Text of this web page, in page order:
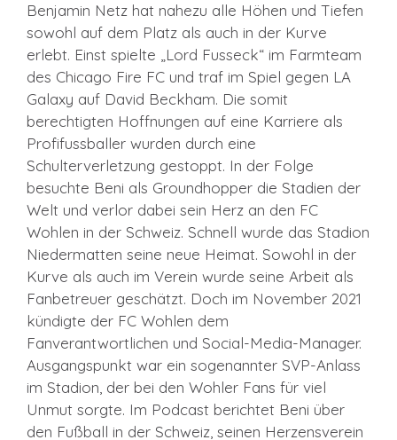
Benjamin Netz hat nahezu alle Höhen und Tiefen
sowohl auf dem Platz als auch in der Kurve
erlebt. Einst spielte „Lord Fusseck“ im Farmteam
des Chicago Fire FC und traf im Spiel gegen LA
Galaxy auf David Beckham. Die somit
berechtigten Hoffnungen auf eine Karriere als
Profifussballer wurden durch eine
Schulterverletzung gestoppt. In der Folge
besuchte Beni als Groundhopper die Stadien der
Welt und verlor dabei sein Herz an den FC
Wohlen in der Schweiz. Schnell wurde das Stadion
Niedermatten seine neue Heimat. Sowohl in der
Kurve als auch im Verein wurde seine Arbeit als
Fanbetreuer geschätzt. Doch im November 2021
kündigte der FC Wohlen dem
Fanverantwortlichen und Social-Media-Manager.
Ausgangspunkt war ein sogenannter SVP-Anlass
im Stadion, der bei den Wohler Fans für viel
Unmut sorgte. Im Podcast berichtet Beni über
den Fußball in der Schweiz, seinen Herzensverein